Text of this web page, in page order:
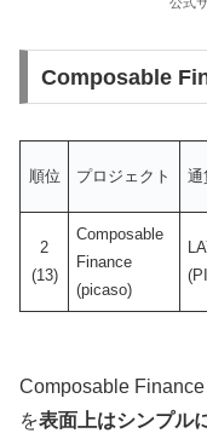
Composable
順位 プロジェクト 通
2
(13)
Composable
Finance
(picaso)
Composable
を表面上はシンプル